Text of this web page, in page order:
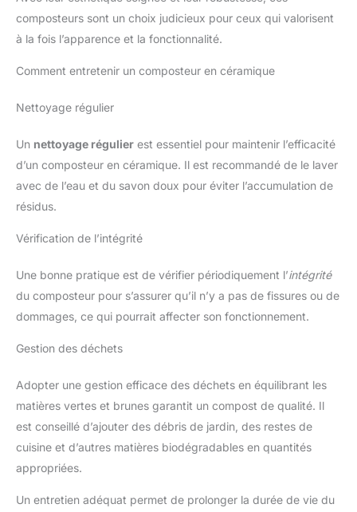
composteurs sont un choix judicieux pour ceux qui valorisent
à la fois l’apparence et la fonctionnalité.
Comment entretenir un composteur en céramique
Nettoyage régulier
Un nettoyage régulier est essentiel pour maintenir l’efficacité
d’un composteur en céramique. Il est recommandé de le laver
avec de l’eau et du savon doux pour éviter l’accumulation de
résidus.
Vérification de l’intégrité
Une bonne pratique est de vérifier périodiquement l’intégrité
du composteur pour s’assurer qu’il n’y a pas de fissures ou de
dommages, ce qui pourrait affecter son fonctionnement.
Gestion des déchets
Adopter une gestion efficace des déchets en équilibrant les
matières vertes et brunes garantit un compost de qualité. Il
est conseillé d’ajouter des débris de jardin, des restes de
cuisine et d’autres matières biodégradables en quantités
appropriées.
Un entretien adéquat permet de prolonger la durée de vie du